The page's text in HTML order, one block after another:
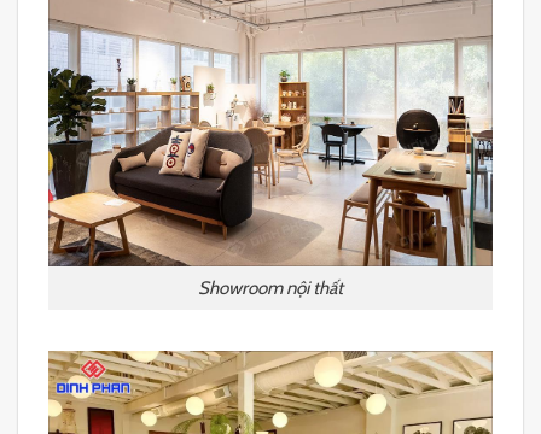
Showroom nội thất